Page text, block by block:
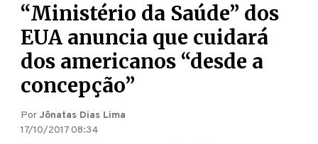
“Ministério da Saúde” dos
EUA anuncia que cuidará
dos americanos “desde a
concepção”
PorJônatas Dias Lima
17/10/2017 08:34